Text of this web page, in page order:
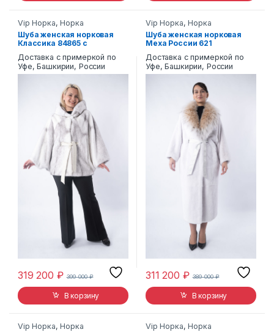
Vip Норка,Норка
Шуба женская норковая
Классика 84865 c
Доставка с примеркой по
Уфе, Башкирии, России
319 200 ₽ 399 000₽
В корзину
Vip Норка,Норка
Шуба женская норковая
Меха России 621
Доставка с примеркой по
Уфе, Башкирии, России
311 200 ₽ 389 000₽
В корзину
Vip Норка,Норка
Vip Норка,Норка